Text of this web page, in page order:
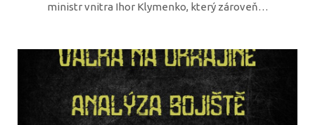
ministr vnitra Ihor Klymenko, který zároveň…